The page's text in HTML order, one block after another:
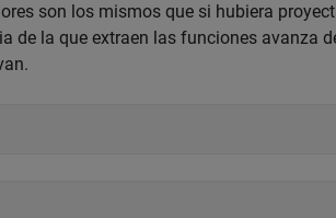
son los mismos que si hubiera
de la que extraen las funciones avanza